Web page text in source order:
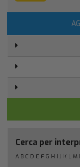
Cerca per
A B C D E F G H I J K L M